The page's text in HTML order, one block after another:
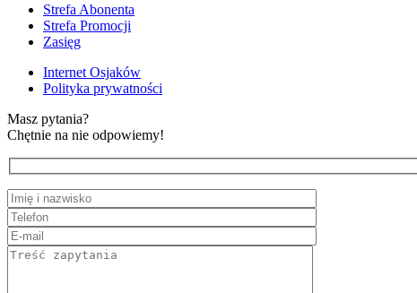
Strefa Abonenta
Strefa Promocji
Zasięg
Internet Osjaków
Polityka prywatności
Masz pytania?
Chętnie na nie odpowiemy!